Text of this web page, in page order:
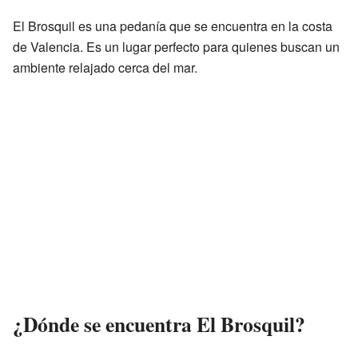
El Brosquil es una pedanía que se encuentra en la costa
de Valencia. Es un lugar perfecto para quienes buscan un
ambiente relajado cerca del mar.
¿Dónde se encuentra El Brosquil?